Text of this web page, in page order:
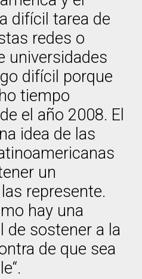
difícil tarea de
redes o
universidades
difícil porque
tiempo
el año 2008. El
idea de las
un
represente.
hay una
de sostener a la
de que sea